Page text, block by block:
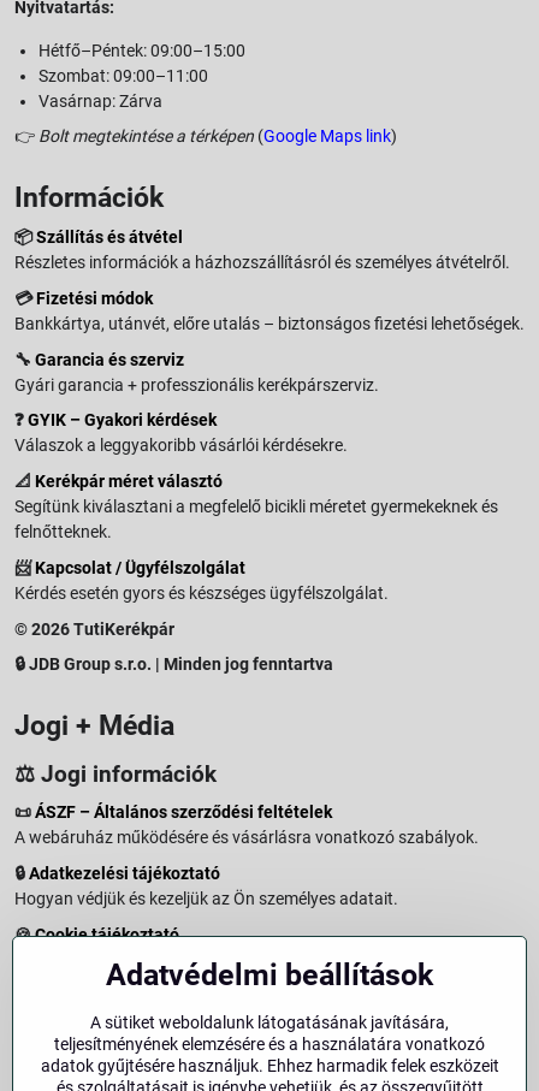
Nyitvatartás:
Hétfő–Péntek: 09:00–15:00
Szombat: 09:00–11:00
Vasárnap: Zárva
👉 Bolt megtekintése a térképen (Google Maps link)
Információk
📦Szállítás és átvétel
Részletes információk a házhozszállításról és személyes átvételről.
💳Fizetési módok
Bankkártya, utánvét, előre utalás – biztonságos fizetési lehetőségek.
🔧 Garancia és szerviz
Gyári garancia + professzionális kerékpárszerviz.
❓GYIK – Gyakori kérdések
Válaszok a leggyakoribb vásárlói kérdésekre.
📐 Kerékpár méret választó
Segítünk kiválasztani a megfelelő bicikli méretet gyermekeknek és
felnőtteknek.
📨Kapcsolat / Ügyfélszolgálat
Kérdés esetén gyors és készséges ügyfélszolgálat.
© 2026 TutiKerékpár
🔒 JDB Group s.r.o. | Minden jog fenntartva
Jogi + Média
⚖️ Jogi információk
📜ÁSZF – Általános szerződési feltételek
A webáruház működésére és vásárlásra vonatkozó szabályok.
🔒Adatkezelési tájékoztató
Hogyan védjük és kezeljük az Ön személyes adatait.
🍪Cookie tájékoztató
A weboldalon használt sütikről és adatkezelésről.
Vásárlástól való elállás menete és feltételei.
Elállás a szerződéstől
Adatvédelmi beállítások
A sütiket weboldalunk látogatásának javítására,
teljesítményének elemzésére és a használatára vonatkozó
adatok gyűjtésére használjuk. Ehhez harmadik felek eszközeit